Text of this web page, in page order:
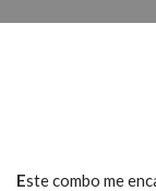
Este combo me